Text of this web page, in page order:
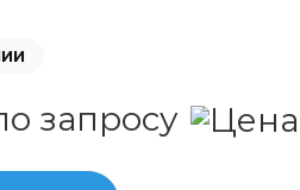
запросу